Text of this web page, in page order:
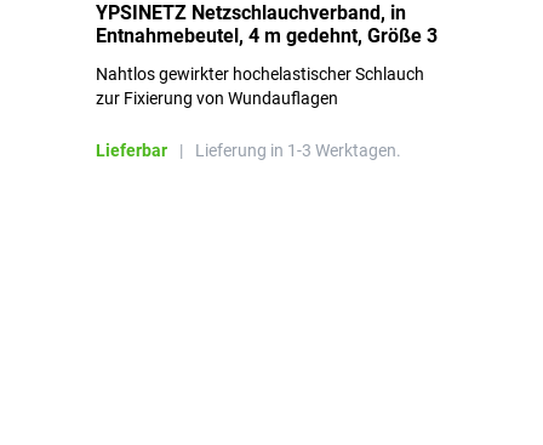
YPSINETZ Netzschlauchverband, in
Entnahmebeutel, 4 m gedehnt, Größe 3
Nahtlos gewirkter hochelastischer Schlauch
zur Fixierung von Wundauflagen
Lieferbar | Lieferung in 1-3 Werktagen.